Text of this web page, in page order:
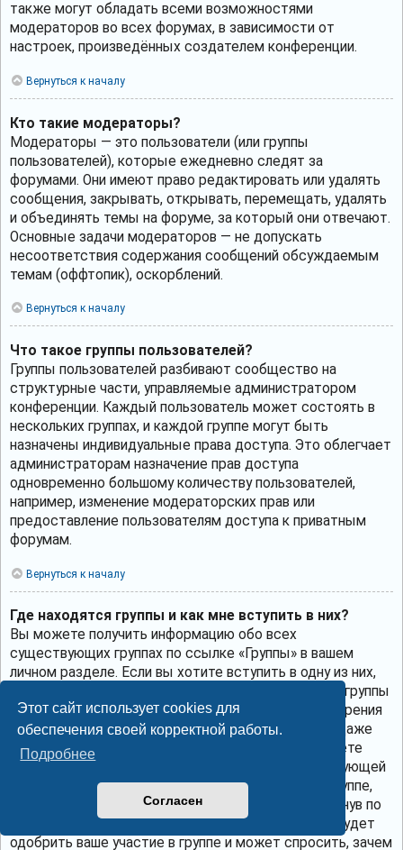
Этот сайт использует cookies для
обеспечения своей корректной работы.
Подробнее
Согласен
также могут обладать всеми возможностями
модераторов во всех форумах, в зависимости от
настроек, произведённых создателем конференции.
Вернуться к началу
Кто такие модераторы?
Модераторы — это пользователи (или группы
пользователей), которые ежедневно следят за
форумами. Они имеют право редактировать или удалять
сообщения, закрывать, открывать, перемещать, удалять
и объединять темы на форуме, за который они отвечают.
Основные задачи модераторов — не допускать
несоответствия содержания сообщений обсуждаемым
темам (оффтопик), оскорблений.
Вернуться к началу
Что такое группы пользователей?
Группы пользователей разбивают сообщество на
структурные части, управляемые администратором
конференции. Каждый пользователь может состоять в
нескольких группах, и каждой группе могут быть
назначены индивидуальные права доступа. Это облегчает
администраторам назначение прав доступа
одновременно большому количеству пользователей,
например, изменение модераторских прав или
предоставление пользователям доступа к приватным
форумам.
Вернуться к началу
Где находятся группы и как мне вступить в них?
Вы можете получить информацию обо всех
существующих группах по ссылке «Группы» в вашем
личном разделе. Если вы хотите вступить в одну из них,
нажмите соответствующую кнопку. Однако не все группы
общедоступны. Некоторые могут требовать одобрения
для вступления в них, могут быть закрытыми или даже
скрытыми. Если группа общедоступна, то вы можете
запросить членство в ней, щёлкнув по соответствующей
кнопке. Если требуется одобрение на участие в группе,
вы можете отправить запрос на вступление, щёлкнув по
соответствующей кнопке. Лидер группы должен будет
одобрить ваше участие в группе и может спросить, зачем